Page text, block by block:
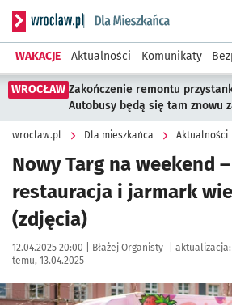
Serwis informacyjny wroclaw.pl
WAKACJE Aktualności Komunikaty
WROCŁAW Zakończenie remontu
Autobusy będą się tam znowu
wroclaw.pl Dla mieszkańca Aktualności
Nowy Targ na weekend
restauracja i jarmark
(zdjęcia)
Data publikacji:
12.04.2025 20:00 | Autor:
Błażej Organisty aktualizacja:
temu, 13.04.2025
Kliknij, aby zobaczyć galerię